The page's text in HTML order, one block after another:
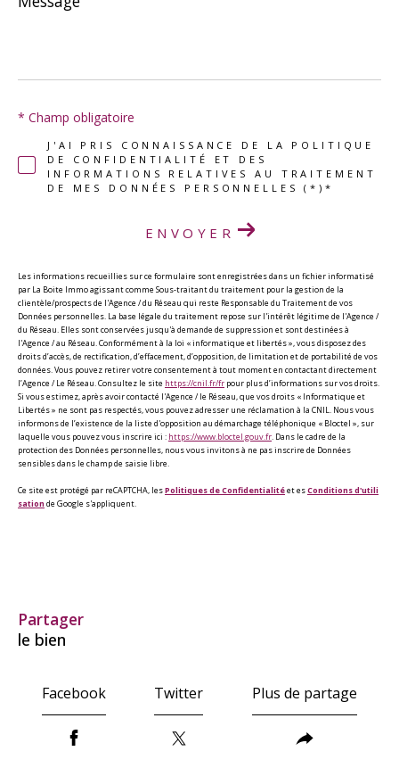
*
J'AI PRIS CONNAISSANCE DE LA POLITIQUE
DE CONFIDENTIALITÉ ET DES
INFORMATIONS RELATIVES AU TRAITEMENT
DE MES DONNÉES PERSONNELLES (*)*
* Champ obligatoire
ENVOYER
Les informations recueillies sur ce formulaire sont enregistrées dans un fichier informatisé
par La Boite Immo agissant comme Sous-traitant du traitement pour la gestion de la
clientèle/prospects de l'Agence / du Réseau qui reste Responsable du Traitement de vos
Données personnelles. La base légale du traitement repose sur l'intérêt légitime de l'Agence /
du Réseau. Elles sont conservées jusqu'à demande de suppression et sont destinées à
l'Agence / au Réseau. Conformément à la loi « informatique et libertés », vous disposez des
droits d’accès, de rectification, d’effacement, d’opposition, de limitation et de portabilité de vos
données. Vous pouvez retirer votre consentement à tout moment en contactant directement
l’Agence / Le Réseau. Consultez le site https://cnil.fr/fr pour plus d’informations sur vos droits.
Si vous estimez, après avoir contacté l'Agence / le Réseau, que vos droits « Informatique et
Libertés » ne sont pas respectés, vous pouvez adresser une réclamation à la CNIL. Nous vous
informons de l’existence de la liste d'opposition au démarchage téléphonique « Bloctel », sur
laquelle vous pouvez vous inscrire ici : https://www.bloctel.gouv.fr. Dans le cadre de la
protection des Données personnelles, nous vous invitons à ne pas inscrire de Données
sensibles dans le champ de saisie libre.
Ce site est protégé par reCAPTCHA, lesPolitiques de Confidentialitéet esConditions d'utili
sation de Google s'appliquent.
partager
le bien
Facebook Twitter Plus de partage